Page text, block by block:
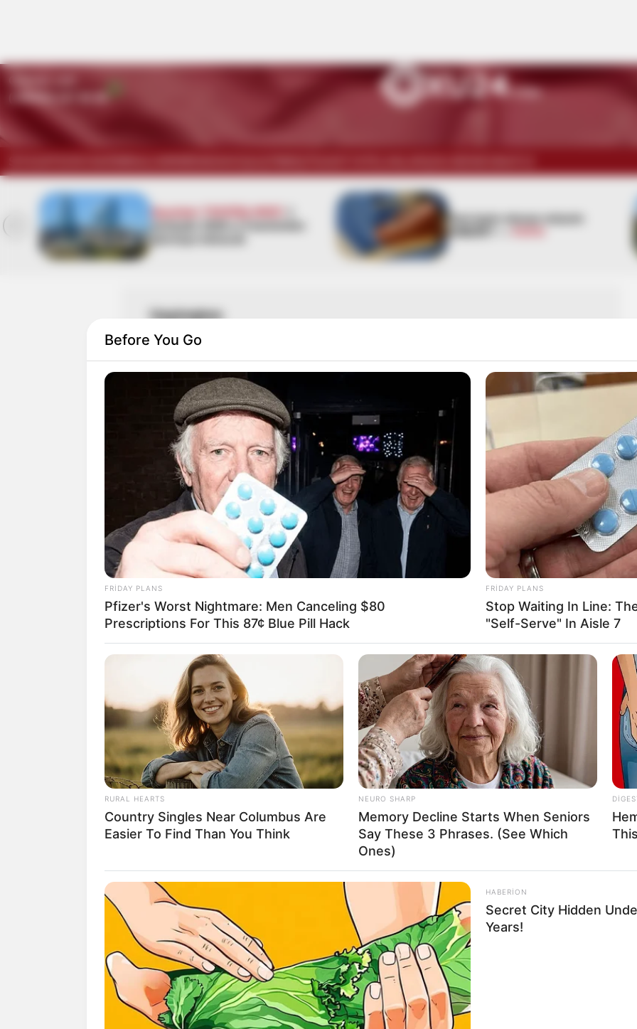
Yeni təyin olunan müavin
Pensiya alanlara ŞAD xəbər -
Vaşinqton
18:49 / 04 Avqust 2026 DÜNYA
Rubio: Hörmüz boğazının
açılması üzrə danışıqlarda
irəliləyiş əldə olunub
15:55 / 03 Avqust 2026 DÜNYA
İran bu xəbərləri
12:30 / 01 Avqust 2026 DÜNYA
ABŞ Çin şirkətlərinə qarşı
sanksiyaları genişləndirdi:
Siyahıya daha 43 şirkət əlavə
olundu
0
12:15 / 01 Avqust 2026
Tramp İrana qarşı yeni hücum
dalğası barədə
232
11:30 / 01 Avqust 2026 DÜNYA 10:11 / 30 İyul 2026
Before You Go
FRIDAY PLANS
Pfizer's Worst Nightmare: Men Canceling $80
Prescriptions For This 87¢ Blue Pill Hack
FRIDAY PLANS
Stop Waiting In Line:
"Self-Serve" In Aisle 7
RURAL HEARTS
Country Singles Near Columbus Are
Easier To Find Than You Think
NEURO SHARP
Memory Decline Starts When Seniors
Say These 3 Phrases. (See Which
Ones)
HABERION
Secret City Hidden
Years!